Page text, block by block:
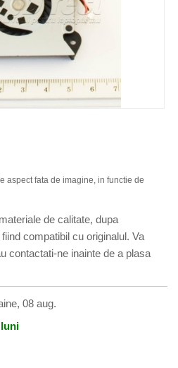
aspect fata de imagine, in functie de
de calitate, dupa
compatibil cu originalul. Va
contactati-ne inainte de a plasa
08 aug.
luni